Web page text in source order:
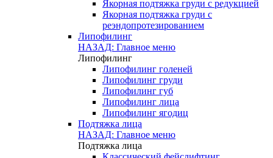
Якорная подтяжка груди с редукцией
Якорная подтяжка груди с
реэндопротезированием
Липофилинг
НАЗАД: Главное меню
Липофилинг
Липофилинг голеней
Липофилинг груди
Липофилинг губ
Липофилинг лица
Липофилинг ягодиц
Подтяжка лица
НАЗАД: Главное меню
Подтяжка лица